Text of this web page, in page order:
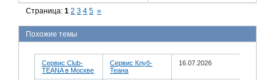
Страница:1 2 3 4 5 »
Похожие темы
Сервис Club-
TEANA в Москве
Сервис Клуб-
Теана
16.07.2026